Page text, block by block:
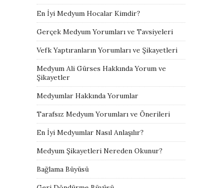
En İyi Medyum Hocalar Kimdir?
Gerçek Medyum Yorumları ve Tavsiyeleri
Vefk Yaptıranların Yorumları ve Şikayetleri
Medyum Ali Gürses Hakkında Yorum ve
Şikayetler
Medyumlar Hakkında Yorumlar
Tarafsız Medyum Yorumları ve Önerileri
En İyi Medyumlar Nasıl Anlaşılır?
Medyum Şikayetleri Nereden Okunur?
Bağlama Büyüsü